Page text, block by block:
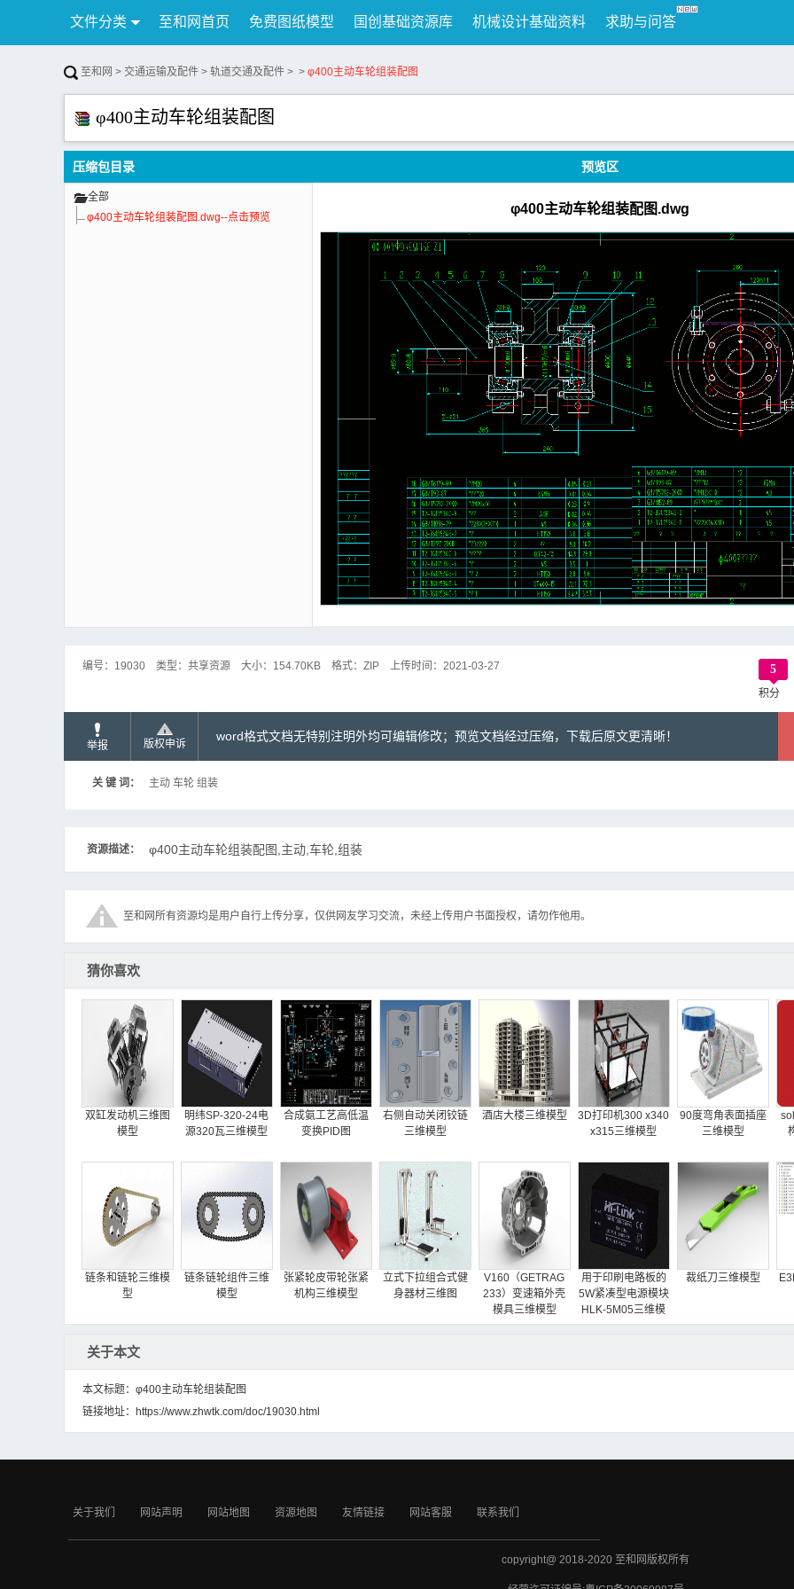
文件分类 至和网首页 免费图纸模型 国创基础资源库 机械设计基础资料 求助与问答
行业资讯 公告 联系我们
至和网 > 交通运输及配件 > 轨道交通及配件 > > φ400主动车轮组装配图
φ400主动车轮组装配图
压缩包目录 预览区
全部
φ400主动车轮组装配图.dwg--点击预览
φ400主动车轮组装配图.dwg
编号： 19030 类型： 共享资源 大小： 154.70KB 格式： ZIP 上传时间： 2021-03-27 5
积分
举报 版权申诉
word格式文档无特别注明外均可编辑修改；预览文档经过压缩，下载后原文更清晰！
关 键 词： 主动 车轮 组装
资源描述： φ400主动车轮组装配图,主动,车轮,组装
至和网所有资源均是用户自行上传分享，仅供网友学习交流，未经上传用户书面授权，请勿作他用。
猜你喜欢
双缸发动机三维图
模型
明纬SP-320-24电
源320瓦三维模型
合成氨工艺高低温
变换PID图
右侧自动关闭铰链
三维模型
酒店大楼三维模型
3D打印机300 x340
x315三维模型
90度弯角表面插座
三维模型
链条和链轮三维模
型
链条链轮组件三维
模型
张紧轮皮带轮张紧
机构三维模型
立式下拉组合式健
身器材三维图
V160（GETRAG
233）变速箱外壳
模具三维模型
用于印刷电路板的
5W紧凑型电源模块
HLK-5M05三维模
型
裁纸刀三维模型
关于本文
本文标题：φ400主动车轮组装配图
链接地址： https://www.zhwtk.com/doc/19030.html
关于我们 网站声明 网站地图 资源地图 友情链接 网站客服 联系我们
copyright@ 2018-2020 至和网版权所有